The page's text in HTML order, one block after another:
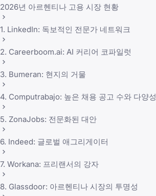
2026년 아르헨티나 고용 시장 현황
1. LinkedIn: 독보적인 전문가 네트워크
2. Careerboom.ai: AI 커리어 코파일럿
3. Bumeran: 현지의 거물
4. Computrabajo: 높은 채용 공고 수와 다양성
5. ZonaJobs: 전문화된 대안
6. Indeed: 글로벌 애그리게이터
7. Workana: 프리랜서의 강자
8. Glassdoor: 아르헨티나 시장의 투명성